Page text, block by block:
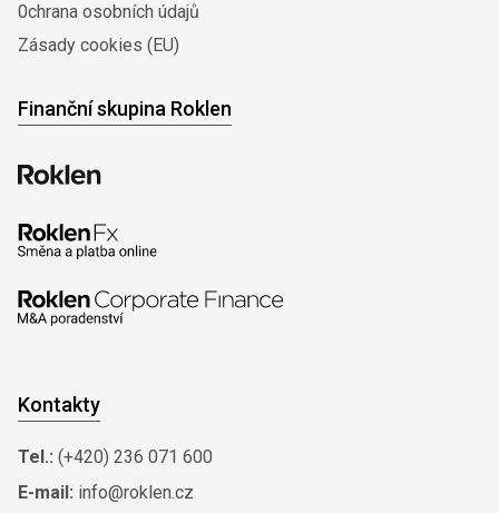
0chrana osobních údajů
Zásady cookies (EU)
Finanční skupina Roklen
Kontakty
Tel.: (+420) 236 071 600
E-mail: info@roklen.cz